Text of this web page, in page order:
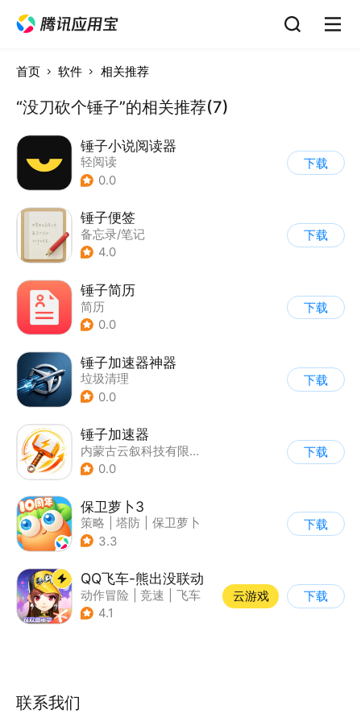
首页 软件 相关推荐
“没刀砍个锤子”的相关推荐(7)
锤子小说阅读器
轻阅读
0.0
下载
锤子便签
备忘录/笔记
4.0
下载
锤子简历
简历
0.0
下载
锤子加速器神器
垃圾清理
0.0
下载
锤子加速器
内蒙古云叙科技有限公司
0.0
下载
保卫萝卜3
策略 塔防
保卫萝卜
| 卡通
3.3
下载
QQ飞车-熊出没联动
动作冒险 竞速
飞车
| 漂移
4.1
云游戏 下载
联系我们